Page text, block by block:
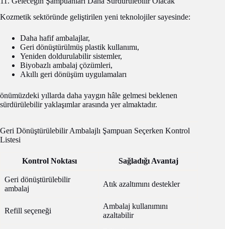
Kozmetik sektöründe geliştirilen yeni teknolojiler sayesinde:
Daha hafif ambalajlar,
Geri dönüştürülmüş plastik kullanımı,
Yeniden doldurulabilir sistemler,
Biyobazlı ambalaj çözümleri,
Akıllı geri dönüşüm uygulamaları
önümüzdeki yıllarda daha yaygın hâle gelmesi beklenen
sürdürülebilir yaklaşımlar arasında yer almaktadır.
Geri Dönüştürülebilir Ambalajlı Şampuan Seçerken Kontrol
Listesi
Kontrol Noktası Sağladığı Avantaj
Geri dönüştürülebilir
ambalaj
Atık azaltımını destekler
Refill seçeneği
Ambalaj kullanımını
azaltabilir